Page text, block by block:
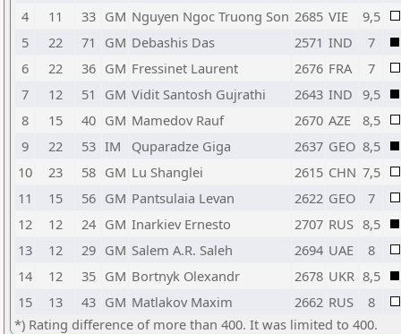
4
11 33 GM Nguyen Ngoc Truong Son 2685 VIE
9,5
5
22 71 GM Debashis Das 2571 IND
7
6
22 36 GM Fressinet Laurent 2676 FRA
7
7
12 51 GM Vidit Santosh Gujrathi 2643 IND 9,5
8
15 40 GM Mamedov Rauf 2670 AZE
8,5
9
22 53 IM Quparadze Giga 2637 GEO 8,5
10
23 58 GM Lu Shanglei 2615 CHN 7,5
11
15 56 GM Pantsulaia Levan 2622 GEO
7
12
12 24 GM Inarkiev Ernesto 2707 RUS 8,5
13
12 29 GM Salem A.R. Saleh 2694 UAE
8
14
12 35 GM Bortnyk Olexandr 2678 UKR 8,5
15
13 43 GM Matlakov Maxim 2662 RUS
8
*) Rating difference of more than 400. It was limited to 400.